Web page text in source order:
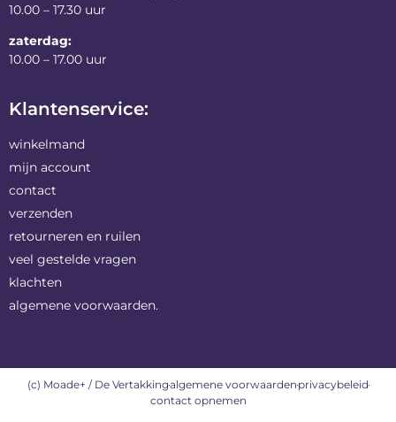
10.00 – 17.30 uur
zaterdag:
10.00 – 17.00 uur
Klantenservice:
winkelmand
mijn account
contact
verzenden
retourneren en ruilen
veel gestelde vragen
klachten
algemene voorwaarden.
(c) Moade+ / De Vertakkingalgemene voorwaardenprivacybeleid
contact opnemen